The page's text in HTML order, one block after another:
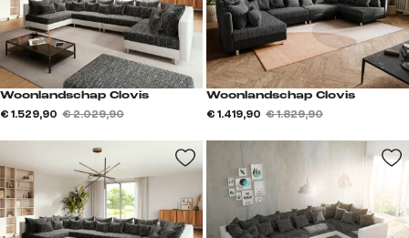
Woonlandschap Clovis
€ 1.529,90 € 2.029,90
Woonlandschap Clovis
€ 1.419,90 € 1.829,90